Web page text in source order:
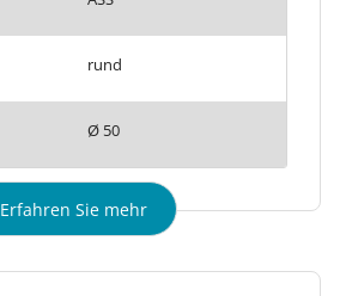
rund
Ø 50
Erfahren Sie mehr